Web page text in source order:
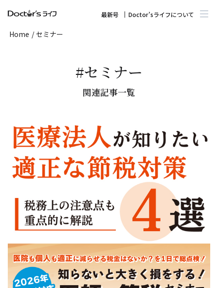
最新号 Doctor’sライフについて
Home /セミナー
#セミナー
関連記事一覧